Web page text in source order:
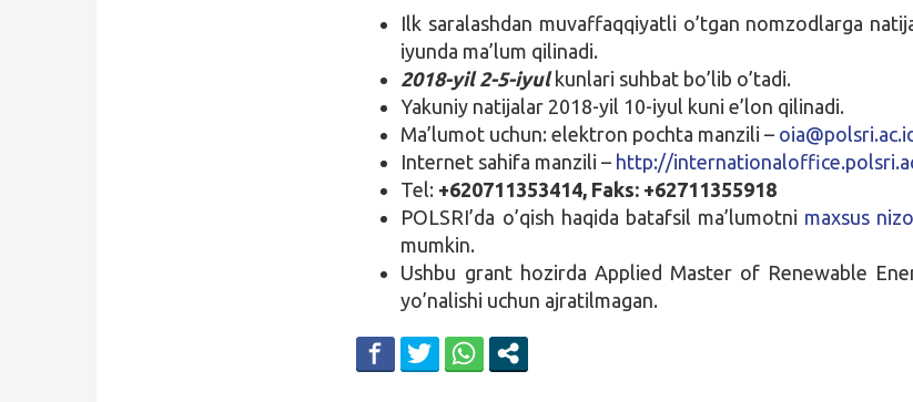
Ilk saralashdan muvaffaqqiyatli o’tgan nomzodlarga
iyunda ma’lum qilinadi.
2018-yil 2-5-iyulkunlari suhbat bo’lib o’tadi.
Yakuniy natijalar 2018-yil 10-iyul kuni e’lon qilinadi.
Ma’lumot uchun: elektron pochta manzili –
Internet sahifa manzili – http://
Tel: +620711353414, Faks: +62711355918
POLSRI’da o’qish haqida batafsil ma’lumotni maxsus
mumkin.
Ushbu grant hozirda Applied Master of Renewable
yo’nalishi uchun ajratilmagan.